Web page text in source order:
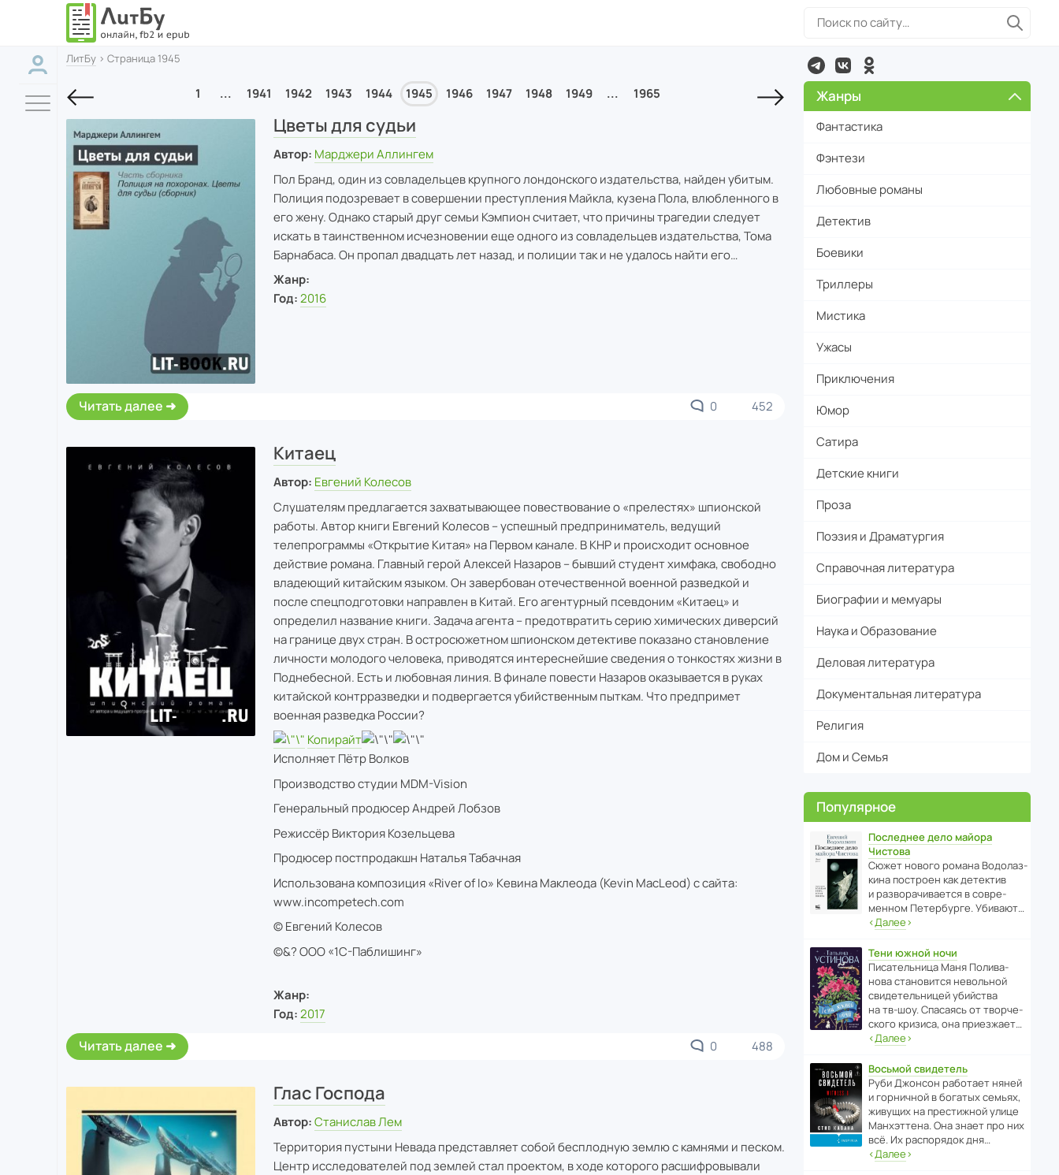
ЛитБу › Страница 1945
1 ... 1941 1942 1943 1944 1945 1946 1947 1948 1949 ... 1965
Цветы для судьи
Автор: Марджери Аллингем
Пол Бранд, один из совладельцев крупного лондонского издательства, найден убитым.
Полиция подозревает в совершении преступления Майкла, кузена Пола, влюбленного в
его жену. Однако старый друг семьи Кэмпион считает, что причины трагедии следует
искать в таинственном исчезновении еще одного из совладельцев издательства, Тома
Барнабаса. Он пропал двадцать лет назад, и полиции так и не удалось найти его…
Жанр:
Год: 2016
Читать далее 0 452
Китаец
Автор: Евгений Колесов
Слушателям предлагается захватывающее повествование о «прелестях» шпионской
работы. Автор книги Евгений Колесов – успешный предприниматель, ведущий
телепрограммы «Открытие Китая» на Первом канале. В КНР и происходит основное
действие романа. Главный герой Алексей Назаров – бывший студент химфака, свободно
владеющий китайским языком. Он завербован отечественной военной разведкой и
после спецподготовки направлен в Китай. Его агентурный псевдоним «Китаец» и
определил название книги. Задача агента – предотвратить серию химических диверсий
на границе двух стран. В остросюжетном шпионском детективе показано становление
личности молодого человека, приводятся интереснейшие сведения о тонкостях жизни в
Поднебесной. Есть и любовная линия. В финале повести Назаров оказывается в руках
китайской контрразведки и подвергается убийственным пыткам. Что предпримет
военная разведка России?
Копирайт
Исполняет Пётр Волков
Производство студии MDM-Vision
Генеральный продюсер Андрей Лобзов
Режиссёр Виктория Козельцева
Продюсер постпродакшн Наталья Табачная
Использована композиция «River of Io» Кевина Маклеода (Kevin MacLeod) с сайта:
www.incompetech.com
© Евгений Колесов
©&? ООО «1С-Паблишинг»
Жанр:
Год: 2017
Читать далее 0 488
Глас Господа
Автор: Станислав Лем
Территория пустыни Невада представляет собой бесплодную землю с камнями и песком.
Центр исследователей под землей стал проектом, в ходе которого расшифровывали
Жанры
Фантастика
Фэнтези
Любовные романы
Детектив
Боевики
Триллеры
Мистика
Ужасы
Приключения
Юмор
Сатира
Детские книги
Проза
Поэзия и Драматургия
Справочная литература
Биографии и мемуары
Наука и Образование
Деловая литература
Документальная литература
Религия
Дом и Семья
Популярное
Последнее дело майора
Чистова
Сюжет нового романа Водо­ла­з­
кина пост­роен как дете­ктив
и разво­ра­чи­ва­ется в совре­
менном Пете­р­бурге. Убивают…
‹Далее›
Тени южной ночи
Писа­тель­ница Маня Поли­ва­
нова стано­вится невольной
свиде­тель­ницей убийства
на тв-шоу. Спасаясь от твор­че­
с­кого кризиса, она приезжает…
‹Далее›
Восьмой свидетель
Руби Джонсон рабо­тает няней
и горни­чной в богатых семьях,
живущих на прес­ти­жной улице
Манх­эт­тена. Она знает про них
всё. Их распо­рядок дня…
‹Далее›